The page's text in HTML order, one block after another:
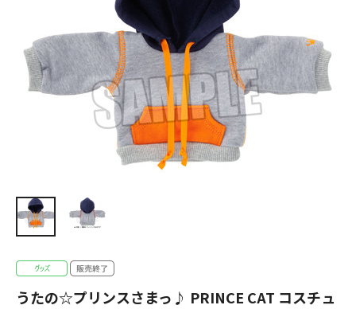
うたの☆プリンスさまっ♪ PRINCE CAT コスチュ